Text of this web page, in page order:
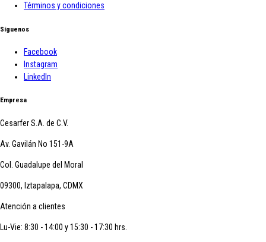
Términos y condiciones
Síguenos
Facebook
Instagram
LinkedIn
Empresa
Cesarfer S.A. de C.V.
Av. Gavilán No 151-9A
Col. Guadalupe del Moral
09300, Iztapalapa, CDMX
Atención a clientes
Lu-Vie: 8:30 - 14:00 y 15:30 - 17:30 hrs.